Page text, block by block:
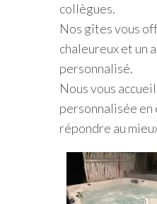
collègues.
Nos gîtes vous
chaleureux et un
personnalisé.
Nous vous
personnalisée en
répondre au